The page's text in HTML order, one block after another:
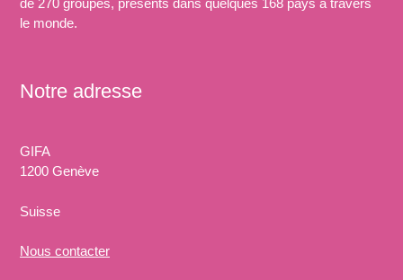
de 270 groupes, présents dans quelques 168 pays à travers
le monde.
Notre adresse
GIFA
1200 Genève
Suisse
Nous contacter